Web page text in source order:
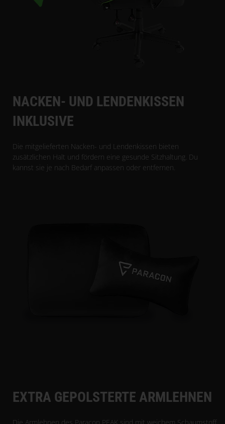
NACKEN- UND LENDENKISSEN
INKLUSIVE
Die mitgelieferten Nacken- und Lendenkissen bieten
zusätzlichen Halt und fördern eine gesunde Sitzhaltung. Du
kannst sie je nach Bedarf anpassen oder entfernen.
EXTRA GEPOLSTERTE ARMLEHNEN